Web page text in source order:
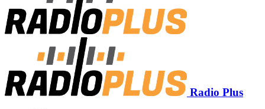
Radio Plus